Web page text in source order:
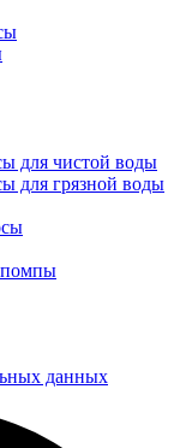
для чистой воды
для грязной воды
данных